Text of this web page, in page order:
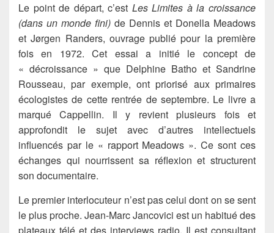
Le point de départ, c’est Les Limites à la croissance
(dans un monde fini) de Dennis et Donella Meadows
et Jørgen Randers, ouvrage publié pour la première
fois en 1972. Cet essai a initié le concept de
« décroissance » que Delphine Batho et Sandrine
Rousseau, par exemple, ont priorisé aux primaires
écologistes de cette rentrée de septembre. Le livre a
marqué Cappellin. Il y revient plusieurs fois et
approfondit le sujet avec d’autres intellectuels
influencés par le « rapport Meadows ». Ce sont ces
échanges qui nourrissent sa réflexion et structurent
son documentaire.
Le premier interlocuteur n’est pas celui dont on se sent
le plus proche. Jean-Marc Jancovici est un habitué des